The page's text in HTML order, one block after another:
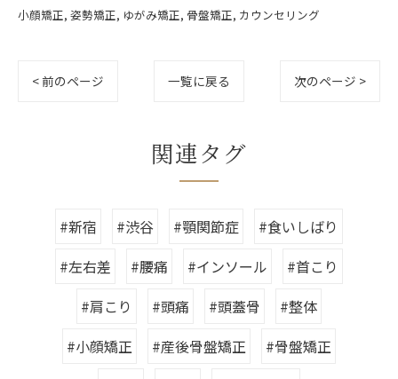
小顔矯正 姿勢矯正 ゆがみ矯正 骨盤矯正 カウンセリング
< 前のページ 一覧に戻る 次のページ >
関連タグ
#新宿 #渋谷 #顎関節症
#食いしばり
#左右差
#腰痛 #インソール
#首こり
#肩こり
#頭痛 #頭蓋骨
#整体
#小顔矯正
#産後骨盤矯正
#骨盤矯正